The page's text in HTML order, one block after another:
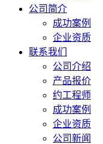
公司简介
成功案例
企业资质
联系我们
公司介绍
产品报价
约工程师
成功案例
企业资质
公司新闻